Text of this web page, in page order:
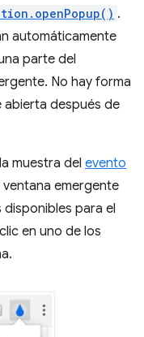
.
automáticamente
parte del
No hay forma
abierta después de
muestra del evento
ventana emergente
para el
en uno de los